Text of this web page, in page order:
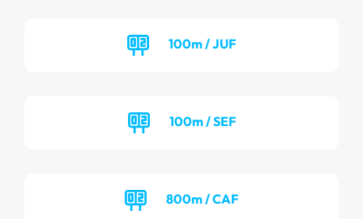
100m / JUF
100m / SEF
800m / CAF